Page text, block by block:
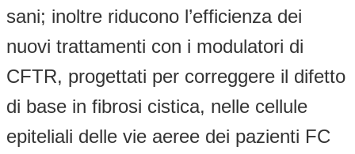
sani; inoltre riducono l’efficienza dei
nuovi trattamenti con i modulatori di
CFTR, progettati per correggere il difetto
di base in fibrosi cistica, nelle cellule
epiteliali delle vie aeree dei pazienti FC